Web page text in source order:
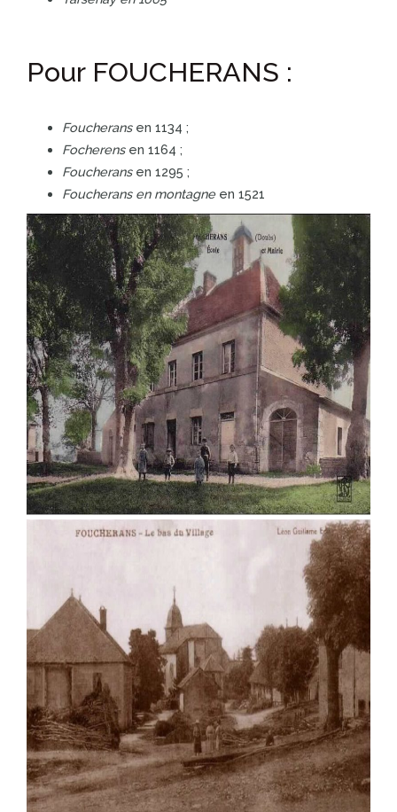
Pour FOUCHERANS :
Foucheransen 1134 ;
Focherensen 1164 ;
Foucheransen 1295 ;
Foucherans en montagneen 1521